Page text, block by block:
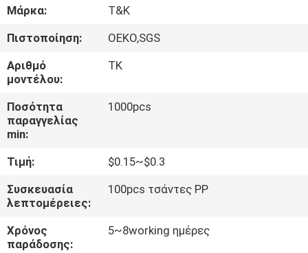
ΓΎΡΟΣ
ΕΡΓΟΣΤΑΣΊΩΝ
ΠΟΙΟΤΙΚΌΣ
ΈΛΕΓΧΟΣ
ΕΛΆΤΕ
ΣΕ
ΕΠΑΦΉ
ΜΕ
Μάρκα:
T&K
Πιστοποίηση:
OEKO,SGS
Αριθμό
μοντέλου:
TK
Ποσότητα
παραγγελίας
min:
1000pcs
Τιμή:
$0.15~$0.3
Συσκευασία
λεπτομέρειες:
100pcs τσάντες PP
Χρόνος
παράδοσης:
5~8working ημέρες